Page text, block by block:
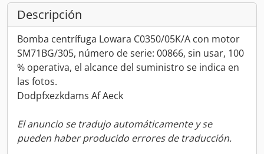
Descripción
Bomba centrífuga Lowara C0350/05K/A con motor
SM71BG/305, número de serie: 00866, sin usar, 100
% operativa, el alcance del suministro se indica en
las fotos.
Dodpfxezkdams Af Aeck
El anuncio se tradujo automáticamente y se
pueden haber producido errores de traducción.